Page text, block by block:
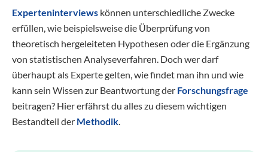
Experteninterviews können unterschiedliche Zwecke
erfüllen, wie beispielsweise die Überprüfung von
theoretisch hergeleiteten Hypothesen oder die Ergänzung
von statistischen Analyseverfahren. Doch wer darf
überhaupt als Experte gelten, wie findet man ihn und wie
kann sein Wissen zur Beantwortung der Forschungsfrage
beitragen? Hier erfährst du alles zu diesem wichtigen
Bestandteil der Methodik.